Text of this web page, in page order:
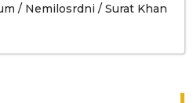
/ Nemilosrdni / Surat Khan